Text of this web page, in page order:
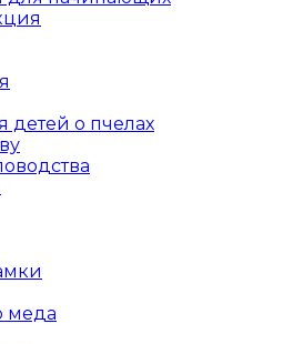
детей о пчелах
меда